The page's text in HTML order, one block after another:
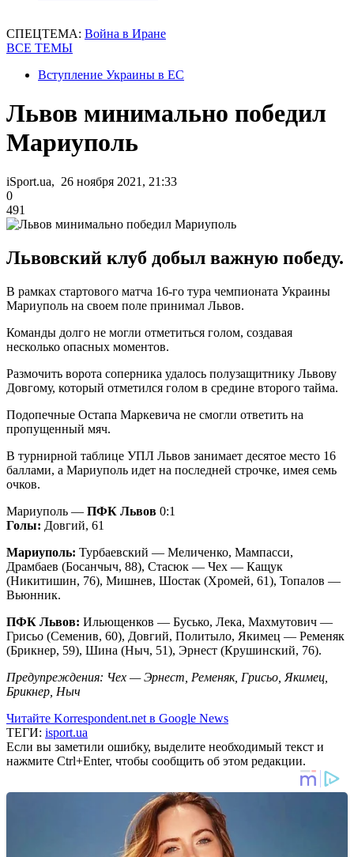
СПЕЦТЕМА: Война в Иране
ВСЕ ТЕМЫ
Вступление Украины в ЕС
Львов минимально победил
Мариуполь
iSport.ua, 26 ноября 2021, 21:33
0
491
Львовский клуб добыл важную победу.
В рамках стартового матча 16-го тура чемпионата Украины
Мариуполь на своем поле принимал Львов.
Команды долго не могли отметиться голом, создавая
несколько опасных моментов.
Размочить ворота соперника удалось полузащитнику Львову
Довгому, который отметился голом в средине второго тайма.
Подопечные Остапа Маркевича не смогли ответить на
пропущенный мяч.
В турнирной таблице УПЛ Львов занимает десятое место 16
баллами, а Мариуполь идет на последней строчке, имея семь
очков.
Мариуполь — ПФК Львов 0:1
Голы: Довгий, 61
Мариуполь: Турбаевский — Меличенко, Мампасси,
Драмбаев (Босанчыч, 88), Стасюк — Чех — Кащук
(Никитишин, 76), Мишнев, Шостак (Хромей, 61), Топалов —
Вьюнник.
ПФК Львов: Ильющенков — Бусько, Лека, Махмутович —
Грисьо (Семенив, 60), Довгий, Политыло, Якимец — Ременяк
(Брикнер, 59), Шина (Ныч, 51), Эрнест (Крушинский, 76).
Предупреждения: Чех — Эрнест, Ременяк, Грисьо, Якимец,
Брикнер, Ныч
Читайте Korrespondent.net в Google News
ТЕГИ: isport.ua
Если вы заметили ошибку, выделите необходимый текст и
нажмите Ctrl+Enter, чтобы сообщить об этом редакции.